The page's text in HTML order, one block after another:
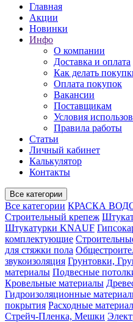
Главная
Акции
Новинки
Инфо
О компании
Доставка и оплата
Как делать
Оплата покупок
Вакансии
Поставщикам
Условия
Правила работы
Статьи
Личный кабинет
Калькулятор
Контакты
Все категории
Все категории КРАСКА
Строительный крепеж
Штукатурки KNAUF
комплектующие
для стяжки пола
звукоизоляция Грунтовки,
материалы Подвесные
Кровельные материалы
Гидроизоляционные
покрытия Расходные
Стрейч-Пленка, Мешки